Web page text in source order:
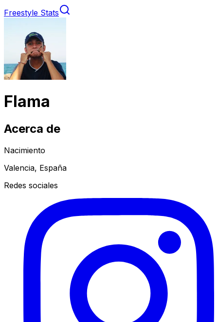
Freestyle Stats
Flama
Acerca de
Nacimiento
Valencia, España
Redes sociales